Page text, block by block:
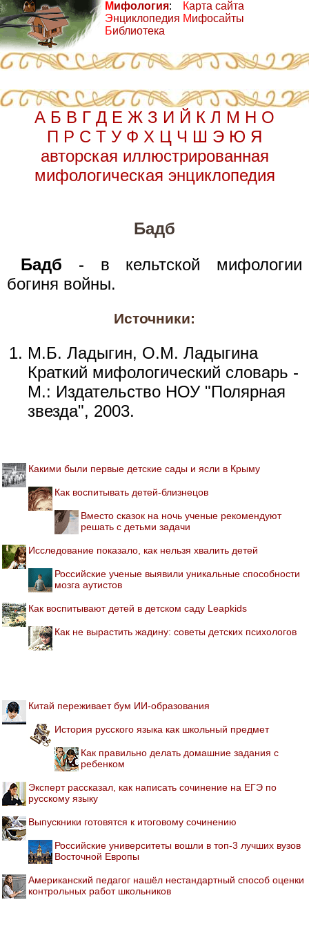
Мифология:
Энциклопедия
Библиотека
Карта сайта
Мифосайты
А Б В Г Д Е Ж З И Й К Л М Н О
П Р С Т У Ф Х Ц Ч Ш Э Ю Я
авторская иллюстрированная
мифологическая энциклопедия
Бадб
Бадб - в кельтской мифологии
богиня войны.
Источники:
М.Б. Ладыгин, О.М. Ладыгина
Краткий мифологический словарь -
М.: Издательство НОУ "Полярная
звезда", 2003.
Какими были первые детские сады и ясли в Крыму
Как воспитывать детей-близнецов
Вместо сказок на ночь ученые рекомендуют
решать с детьми задачи
Исследование показало, как нельзя хвалить детей
Российские ученые выявили уникальные способности
мозга аутистов
Как воспитывают детей в детском саду Leapkids
Как не вырастить жадину: советы детских психологов
Китай переживает бум ИИ-образования
История русского языка как школьный предмет
Как правильно делать домашние задания с
ребенком
Эксперт рассказал, как написать сочинение на ЕГЭ по
русскому языку
Выпускники готовятся к итоговому сочинению
Российские университеты вошли в топ-3 лучших вузов
Восточной Европы
Американский педагог нашёл нестандартный способ оценки
контрольных работ школьников